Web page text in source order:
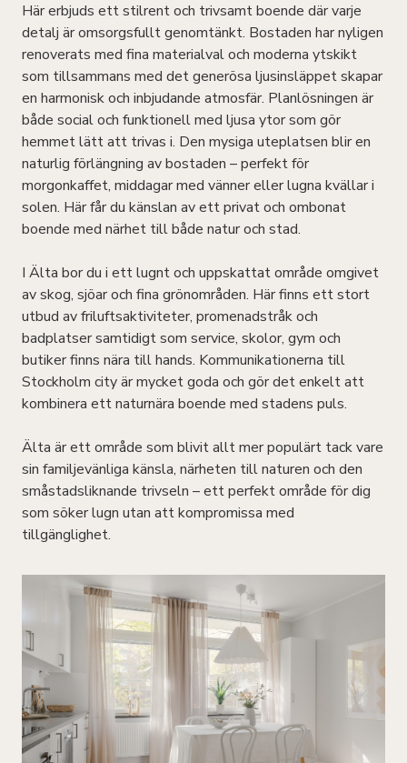
Här erbjuds ett stilrent och trivsamt boende där varje
detalj är omsorgsfullt genomtänkt. Bostaden har nyligen
renoverats med fina materialval och moderna ytskikt
som tillsammans med det generösa ljusinsläppet skapar
en harmonisk och inbjudande atmosfär. Planlösningen är
både social och funktionell med ljusa ytor som gör
hemmet lätt att trivas i. Den mysiga uteplatsen blir en
naturlig förlängning av bostaden – perfekt för
morgonkaffet, middagar med vänner eller lugna kvällar i
solen. Här får du känslan av ett privat och ombonat
boende med närhet till både natur och stad.
I Älta bor du i ett lugnt och uppskattat område omgivet
av skog, sjöar och fina grönområden. Här finns ett stort
utbud av friluftsaktiviteter, promenadstråk och
badplatser samtidigt som service, skolor, gym och
butiker finns nära till hands. Kommunikationerna till
Stockholm city är mycket goda och gör det enkelt att
kombinera ett naturnära boende med stadens puls.
Älta är ett område som blivit allt mer populärt tack vare
sin familjevänliga känsla, närheten till naturen och den
småstadsliknande trivseln – ett perfekt område för dig
som söker lugn utan att kompromissa med
tillgänglighet.